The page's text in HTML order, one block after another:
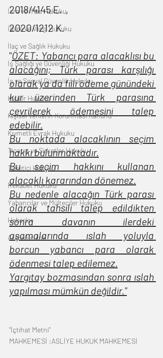
İcra ve İflas Hukuku
İdare ve Vergi Hukuku
İlaç ve Sağlık Hukuku
İş Sağlığı ve Güvenliği Hukuku
İş ve Sosyal Güvenlik Hukuku
Kişiler Hukuku
Kişisel Verilerin Korunması Kanunu
Kıymetli Evrak Hukuku
Ticaret ve Şirketler Hukuku
Tüketici Hukuku
Rekabet Hukuku
Yabancılar ve Mülteciler Hukuku
Haberler
Arabuluculuk
2018/4145 E.  ,
2020/1212 K.
"ÖZET: Yabancı para alacaklısı bu
alacağını; Türk parası karşılığı
olarak ya da fiili ödeme günündeki
kur üzerinden Türk parasına
çevrilerek ödemesini talep
edebilir.
Bu noktada alacaklının seçim
hakkı bulunmaktadır.
Bu seçim hakkını kullanan
alacaklı kararından dönemez.
Bu nedenle alacağın Türk parası
olarak tahsili talep edildikten
sonra davanın ilerdeki
aşamalarında ıslah yoluyla
borcun yabancı para olarak
ödenmesi talep edilemez.
Yargıtay bozmasından sonra ıslah
yapılması mümkün değildir."
"İçtihat Metni"
MAHKEMESİ :ASLİYE HUKUK MAHKEMESİ